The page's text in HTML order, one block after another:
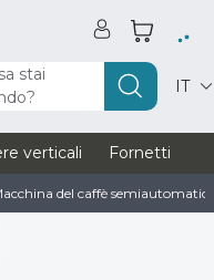
stai
IT
verticali Fornetti
del caffè